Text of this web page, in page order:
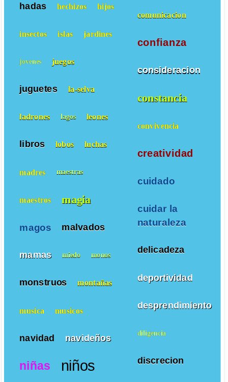
comunicacion
confianza
consideracion
constancia
convivencia
creatividad
cuidado
cuidar la
naturaleza
delicadeza
deportividad
desprendimiento
diligencia
discrecion
hadas hechizos hijos
insectos islas jardines
jovenes juegos
juguetes la-selva
ladrones lagos leones
libros lobos luchas
madres maestras
maestros magia
magos malvados
mamas miedo monos
monstruos montañas
musica musicos
navidad navideños
niñas niños